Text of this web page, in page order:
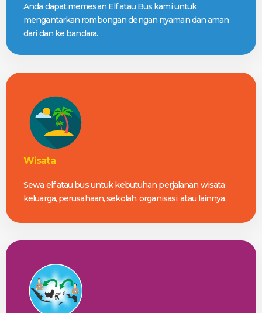
Anda dapat memesan Elf atau Bus kami untuk
mengantarkan rombongan dengan nyaman dan aman
dari dan ke bandara.
Wisata
Sewa elf atau bus untuk kebutuhan perjalanan wisata
keluarga, perusahaan, sekolah, organisasi, atau lainnya.